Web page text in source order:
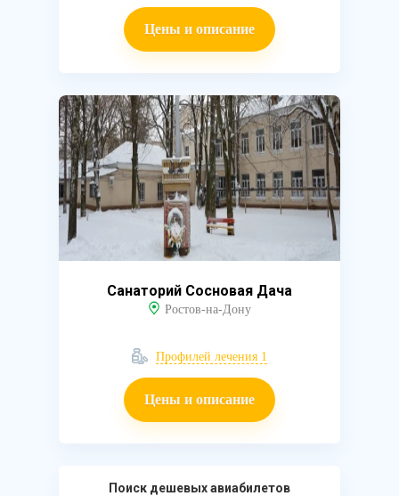
Цены и описание
Санаторий Сосновая Дача
Ростов-на-Дону
Профилей лечения 1
Цены и описание
Поиск дешевых авиабилетов